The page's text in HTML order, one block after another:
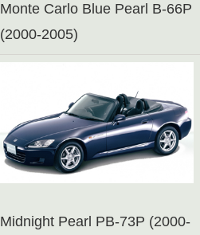
Monte Carlo Blue Pearl B-66P
(2000-2005)
Midnight Pearl PB-73P (2000-